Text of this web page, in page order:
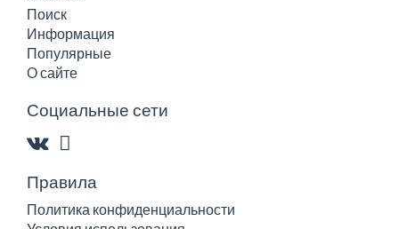
Поиск
Информация
Популярные
О сайте
Социальные сети
Правила
Политика конфиденциальности